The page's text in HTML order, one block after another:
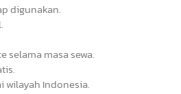
digunakan.
selama masa sewa.
wilayah Indonesia.